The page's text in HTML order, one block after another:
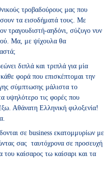
τροβαδούρους μας που
τα εισοδήματά τους. Με
τραγουδιστή-αηδόνι, σύζυγο νυν
Μα, με ψίχουλα θα
διπλά και τριπλά για μία
φορά που επισκέπτομαι την
σύμπτωσης μάλιστα το
υψηλότερο τις φορές που
Αθάνατη Ελληνική φιλοξενία!
σε business εκατομμυρίων με
σας ταυτόχρονα σε προσευχή
του καίσαρος τω καίσαρι και τα